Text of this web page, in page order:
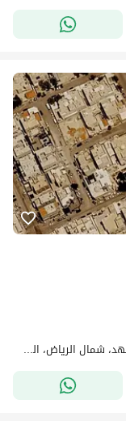
شارع الأمير جلوي بن تركي بن عبدالله، حي الملك فهد، شمال الرياض، الرياض